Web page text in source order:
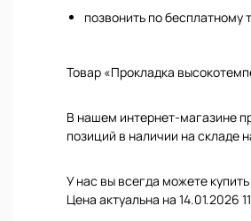
позвонить по бесплатному
Товар «Прокладка
В нашем интернет-магазине
позиций в наличии на складе
У нас вы всегда можете
Цена актуальна на 14.01.2026